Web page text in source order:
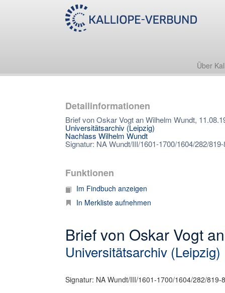
Über
Detailinformationen
Brief von Oskar Vogt an Wilhelm Wundt,
Universitätsarchiv (Leipzig)
Nachlass Wilhelm Wundt
Signatur: NA Wundt/III/1601-1700/1604/282/
Funktionen
Im Findbuch anzeigen
In Merkliste aufnehmen
Brief von Oskar Vogt
Universitätsarchiv (Leipzig)
Signatur: NA Wundt/III/1601-1700/1604/282/819-